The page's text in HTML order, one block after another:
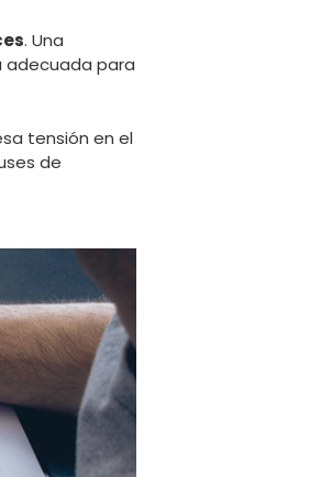
. Una
adecuada para
tensión en el
de